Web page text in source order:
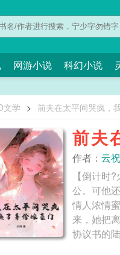
网游小说 科幻小说
文学 > 前夫在太平间哭疯，
前夫
作者： 云祝
【倒计时
公。可他
情人浓情
来，她把
协议书的